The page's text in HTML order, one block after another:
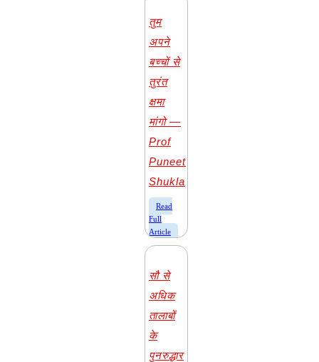
तुम
अपने
बच्चों से
तुरंत
क्षमा
मांगो —
Prof
Puneet
Shukla
​Read
Full
Article
सौ से
अधिक
तालाबों
के
पुनरुद्धार